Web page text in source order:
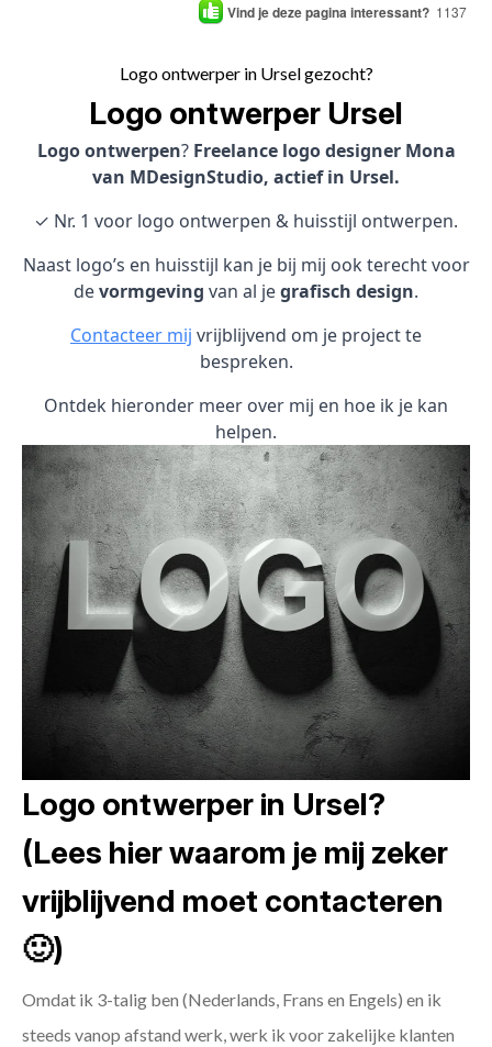
Vind je deze pagina interessant? 1137
Logo ontwerper in Ursel gezocht?
Logo ontwerper Ursel
Logo ontwerpen? Freelance logo designer Mona
van MDesignStudio, actief in Ursel.
✓ Nr. 1 voor logo ontwerpen & huisstijl ontwerpen.
Naast logo’s en huisstijl kan je bij mij ook terecht voor
devormgeving van al jegrafisch design.
Contacteer mij vrijblijvend om je project te
bespreken.
Ontdek hieronder meer over mij en hoe ik je kan
helpen.
Logo ontwerper in Ursel?
(Lees hier waarom je mij zeker
vrijblijvend moet contacteren
🙂)
Omdat ik 3-talig ben (Nederlands, Frans en Engels) en ik
steeds vanop afstand werk, werk ik voor zakelijke klanten